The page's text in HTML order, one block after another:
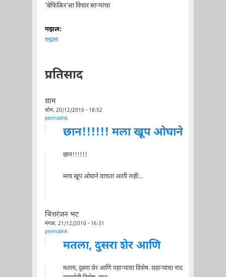
'बेफिकिर'सा विचार सार्‍यांचा
गझल:
गझल
प्रतिसाद
शाम
सोम, 20/12/2010 - 18:52
permalink
छान!!!!!! मला खूप ओघाने
छान!!!!!!
मला खूप ओघाने वाचता आली नाही...
चित्तरंजन भट
मंगळ, 21/12/2010 - 16:31
permalink
मतला, दुसरा शेर आणि
मतला, दुसरा शेर आणि पहाऱ्यांचा विशेष. शहाऱ्यांचा नाद